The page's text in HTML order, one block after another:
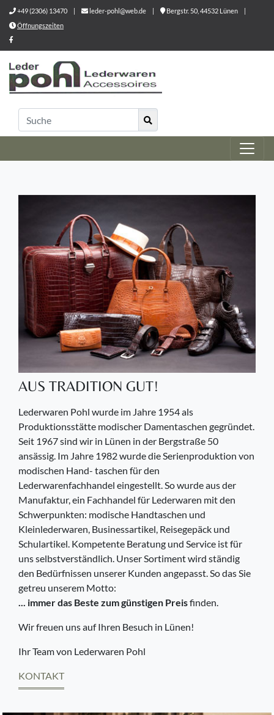
+49 (2306) 13470 | leder-pohl@web.de | Bergstr. 50, 44532 Lünen
|
Öffnungszeiten
AUS TRADITION GUT!
Lederwaren Pohl wurde im Jahre 1954 als
Produktionsstätte modischer Damentaschen gegründet.
Seit 1967 sind wir in Lünen in der Bergstraße 50
ansässig. Im Jahre 1982 wurde die Serienproduktion von
modischen Hand- taschen für den
Lederwarenfachhandel eingestellt. So wurde aus der
Manufaktur, ein Fachhandel für Lederwaren mit den
Schwerpunkten: modische Handtaschen und
Kleinlederwaren, Businessartikel, Reisegepäck und
Schulartikel. Kompetente Beratung und Service ist für
uns selbstverständlich. Unser Sortiment wird ständig
den Bedürfnissen unserer Kunden angepasst. So das Sie
getreu unserem Motto:
... immer das Beste zum günstigen Preisfinden.
Wir freuen uns auf Ihren Besuch in Lünen!
Ihr Team von Lederwaren Pohl
KONTAKT